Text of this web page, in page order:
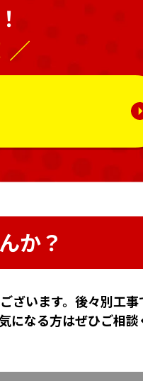
／
か？
ざいます。後々別工事
になる方はぜひご相談